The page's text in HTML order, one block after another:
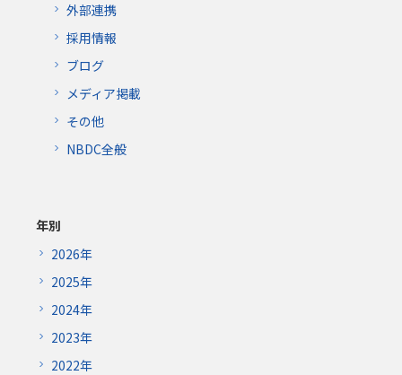
外部連携
採用情報
ブログ
メディア掲載
その他
NBDC全般
年別
2026年
2025年
2024年
2023年
2022年